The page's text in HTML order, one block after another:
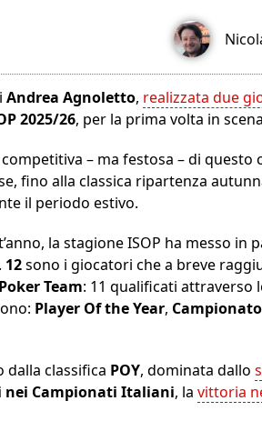
Andrea Agnoletto, realizzata due
2025/26, per la prima volta in
competitiva – ma festosa – di
fino alla classica ripartenza
il periodo estivo.
la stagione ISOP ha messo in
12sono i giocatori che a breve
Team: 11 qualificati attraverso
Player Of the Year,
dalla classifica POY, dominata dallo
Campionati Italiani, la vittoria